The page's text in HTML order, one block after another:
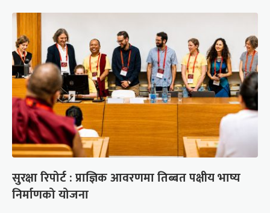
सुरक्षा रिपोर्ट : प्राज्ञिक आवरणमा तिब्बत पक्षीय भाष्य
निर्माणको योजना